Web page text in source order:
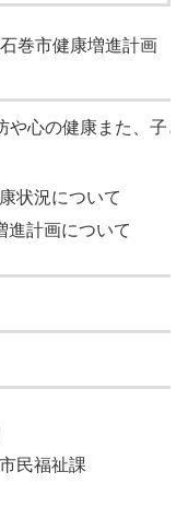
巻市健康増進計画
や心の健康また、子
状況について
進計画について
民福祉課